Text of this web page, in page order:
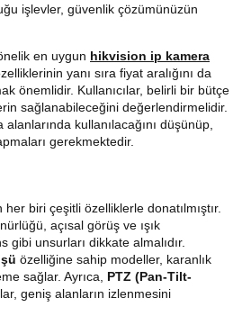
işlevler, güvenlik çözümünüzün
en uygun hikvision ip kamera
yanı sıra fiyat aralığını da
önemlidir. Kullanıcılar, belirli bir bütçe
sağlanabileceğini değerlendirmelidir.
kullanılacağını düşünüp,
gerekmektedir.
her biri çeşitli özelliklerle donatılmıştır.
açısal görüş ve ışık
gibi unsurları dikkate almalıdır.
özelliğine sahip modeller, karanlık
sağlar. Ayrıca, PTZ (Pan-Tilt-
geniş alanların izlenmesini